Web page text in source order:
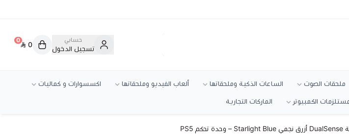
حسابي
تسجيل الدخول
0
0
ملحقات الصوت الساعات الذكية وملحقاتها ألعاب الفيديو وملحقاتها اكسسوارات و كماليات
الكمبيوتر الماركات التجارية